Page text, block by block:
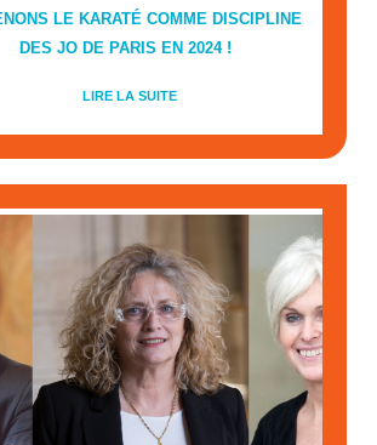
LE KARATÉ COMME DISCIPLINE
DES JO DE PARIS EN 2024 !
LIRE LA SUITE